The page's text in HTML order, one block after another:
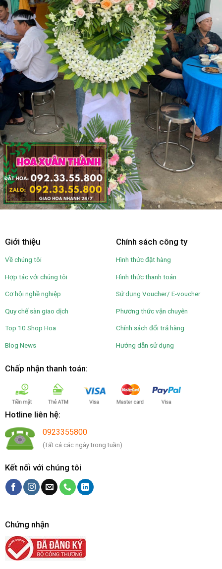
Giới thiệu
Về chúng tôi
Hợp tác với chúng tôi
Cơ hội nghề nghiệp
Quy chế sàn giao dịch
Top 10 Shop Hoa
Blog News
Chính sách công ty
Hình thức đặt hàng
Hình thức thanh toán
Sử dụng Voucher/ E-voucher
Phương thức vận chuyên
Chính sách đổi trả hàng
Hướng dẫn sử dụng
Chấp nhận thanh toán:
Hotline liên hệ:
0923355800
(Tất cả các ngày trong tuần)
Kết nối với chúng tôi
Chứng nhận